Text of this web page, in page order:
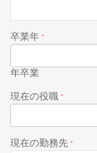
卒業年 *
年卒業
現在の役職 *
現在の勤務先 *